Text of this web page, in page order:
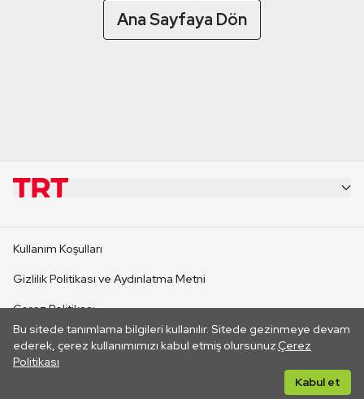
Ana Sayfaya Dön
Bu sitede tanımlama bilgileri kullanılır. Sitede gezinmeye devam
ederek, çerez kullanımımızı kabul etmiş olursunuz.Çerez
Politikası
Kabul et
CANLI YAYINLAR
Kullanım Koşulları
Gizlilik Politikası ve Aydınlatma Metni
Çerez Politikası
İletişim
Her hakkı saklıdır. ©2026 TRT. Bağlantı yoluyla gidilen dış